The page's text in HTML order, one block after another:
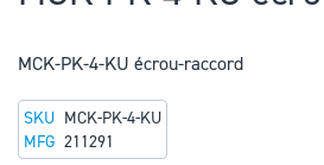
de
la
Galerie
MCK-PK-4-KU écrou-raccord
SKU MCK-PK-4-KU
MFG 211291